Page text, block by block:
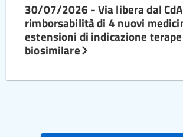
30/07/2026 - Via libera dal
rimborsabilità di 4 nuovi
estensioni di indicazione
biosimilare